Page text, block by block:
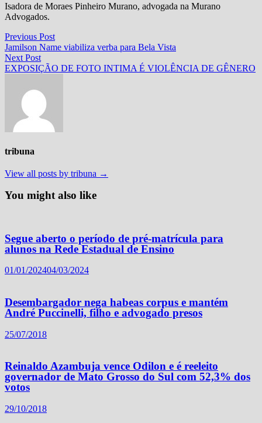
Isadora de Moraes Pinheiro Murano, advogada na Murano
Advogados.
Navegação
de
Post
Previous PostPrevious
post:
Jamilson Name viabiliza verba para Bela Vista
Next PostNext
post:
EXPOSIÇÃO DE FOTO INTIMA É VIOLÊNCIA DE GÊNERO
tribuna
View all posts by tribuna →
You might also like
Segue aberto o período de pré-matrícula para
alunos na Rede Estadual de Ensino
01/01/202404/03/2024
Desembargador nega habeas corpus e mantém
André Puccinelli, filho e advogado presos
25/07/2018
Reinaldo Azambuja vence Odilon e é reeleito
governador de Mato Grosso do Sul com 52,3% dos
votos
29/10/2018